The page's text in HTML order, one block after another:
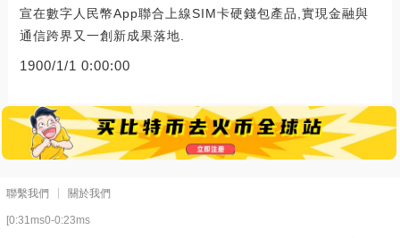
宣在數字人民幣App聯合上線SIM卡硬錢包產品,實現金融與
通信跨界又一創新成果落地.
1900/1/1 0:00:00
聯繫我們 關於我們
[0:31ms0-0:23ms